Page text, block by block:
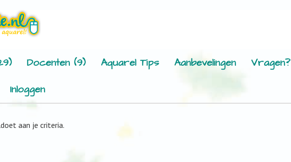
Docenten (9) Aquarel Tips Aanbevelingen Vragen?
Inloggen
aan je criteria.